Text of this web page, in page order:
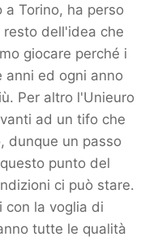
Torino, ha perso
resto dell'idea che
giocare perché i
anni ed ogni anno
Per altro l'Unieuro
ad un tifo che
dunque un passo
punto del
ci può stare.
con la voglia di
tutte le qualità